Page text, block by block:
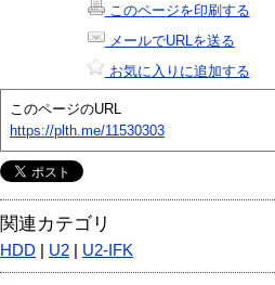
このページを印刷する
メールでURLを送る
お気に入りに追加する
このページのURL
https://plth.me/11530303
関連カテゴリ
HDD U2 U2-IFK